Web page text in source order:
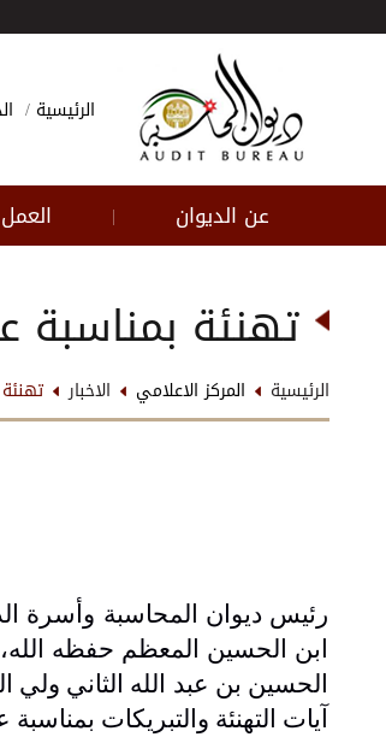
الرئيسية
عن الديوان |
تهنئة بمناسبة
الرئيسية المركز الاعلامي الاخبار
رئيس ديوان المحاسبة وأسرة
ابن الحسين المعظم حفظه الله،
الحسين بن عبد الله الثاني ولي
آيات التهنئة والتبريكات